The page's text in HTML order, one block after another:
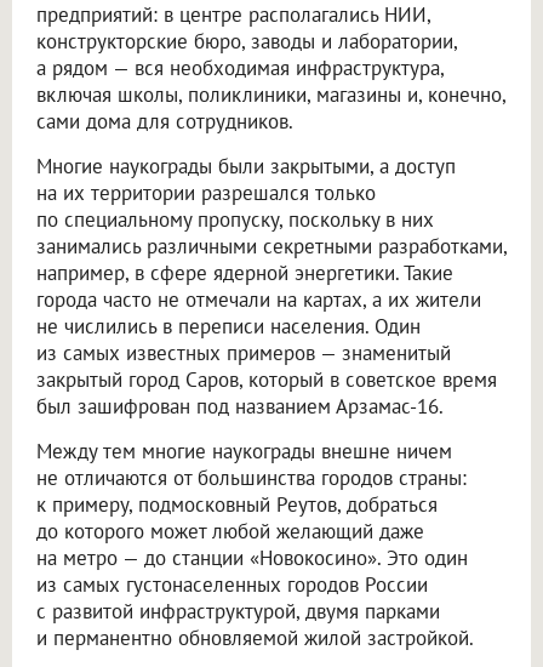
предприятий: в центре располагались НИИ,
конструкторские бюро, заводы и лаборатории,
а рядом — вся необходимая инфраструктура,
включая школы, поликлиники, магазины и, конечно,
сами дома для сотрудников.
Многие наукограды были закрытыми, а доступ
на их территории разрешался только
по специальному пропуску, поскольку в них
занимались различными секретными разработками,
например, в сфере ядерной энергетики. Такие
города часто не отмечали на картах, а их жители
не числились в переписи населения. Один
из самых известных примеров — знаменитый
закрытый город Саров, который в советское время
был зашифрован под названием Арзамас-16.
Между тем многие наукограды внешне ничем
не отличаются от большинства городов страны:
к примеру, подмосковный Реутов, добраться
до которого может любой желающий даже
на метро — до станции «Новокосино». Это один
из самых густонаселенных городов России
с развитой инфраструктурой, двумя парками
и перманентно обновляемой жилой застройкой.